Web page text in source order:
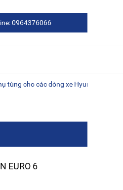
0964376066
các dòng xe Hyundai, Kia,
EURO 6